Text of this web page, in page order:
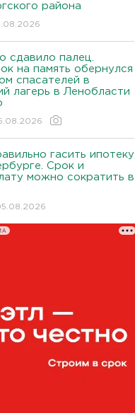
района
сдавило палец.
на память обернулся
спасателей в
лагерь в Ленобласти
гасить ипотеку
Срок и
можно сократить в